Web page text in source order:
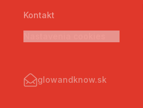
Kontakt
glowandknow.sk